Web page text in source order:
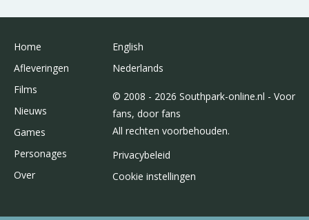
Home
Afleveringen
Films
Nieuws
Games
Personages
Over
English
Nederlands
© 2008 - 2026 Southpark-online.nl - Voor
fans, door fans
All rechten voorbehouden.
Privacybeleid
Cookie instellingen